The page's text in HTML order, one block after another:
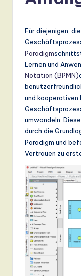
L
T
d
Für diejenigen,
Paradigm
Lernen und
Notation (BPMN)
und kooperativen
umwandeln.
durch die
Paradigm und
Vertrauen zu